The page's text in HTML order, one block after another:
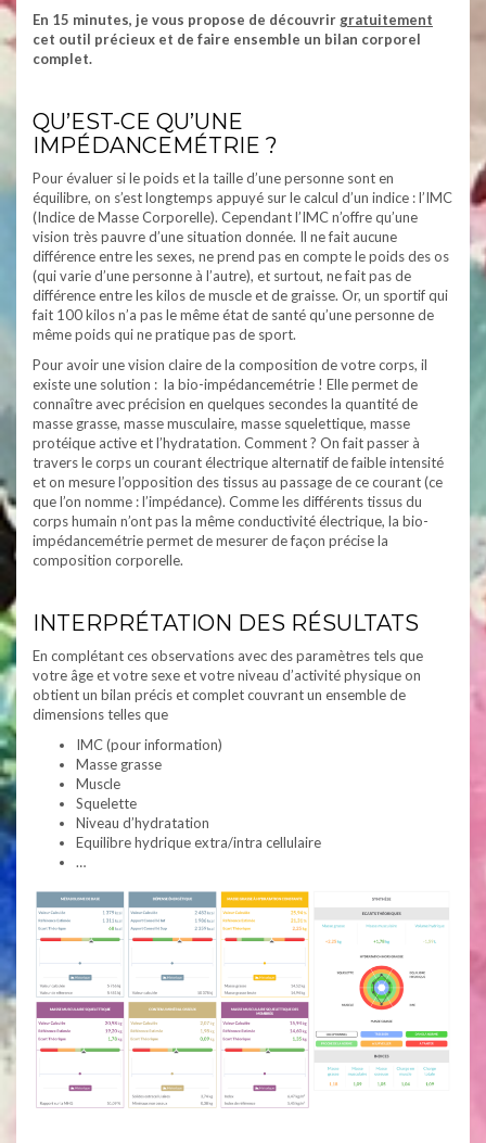
En 15 minutes, je vous propose de découvrir gratuitement
cet outil précieux et de faire ensemble un bilan corporel
complet.
QU’EST-CE QU’UNE
IMPÉDANCEMÉTRIE ?
Pour évaluer si le poids et la taille d’une personne sont en
équilibre, on s’est longtemps appuyé sur le calcul d’un indice : l’IMC
(Indice de Masse Corporelle). Cependant l’IMC n’offre qu’une
vision très pauvre d’une situation donnée. Il ne fait aucune
différence entre les sexes, ne prend pas en compte le poids des os
(qui varie d’une personne à l’autre), et surtout, ne fait pas de
différence entre les kilos de muscle et de graisse. Or, un sportif qui
fait 100 kilos n’a pas le même état de santé qu’une personne de
même poids qui ne pratique pas de sport.
Pour avoir une vision claire de la composition de votre corps, il
existe une solution : la bio-impédancemétrie ! Elle permet de
connaître avec précision en quelques secondes la quantité de
masse grasse, masse musculaire, masse squelettique, masse
protéique active et l’hydratation. Comment ? On fait passer à
travers le corps un courant électrique alternatif de faible intensité
et on mesure l’opposition des tissus au passage de ce courant (ce
que l’on nomme : l’impédance). Comme les différents tissus du
corps humain n’ont pas la même conductivité électrique, la bio-
impédancemétrie permet de mesurer de façon précise la
composition corporelle.
INTERPRÉTATION DES RÉSULTATS
En complétant ces observations avec des paramètres tels que
votre âge et votre sexe et votre niveau d’activité physique on
obtient un bilan précis et complet couvrant un ensemble de
dimensions telles que
IMC (pour information)
Masse grasse
Muscle
Squelette
Niveau d’hydratation
Equilibre hydrique extra/intra cellulaire
…